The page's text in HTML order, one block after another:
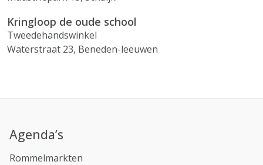
Kringloop de oude school
Tweedehandswinkel
Waterstraat 23, Beneden-leeuwen
Agenda’s
Rommelmarkten